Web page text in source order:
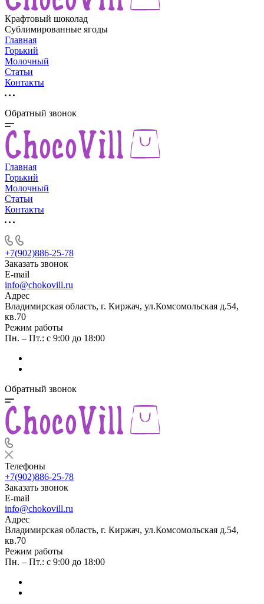
Крафтовый шоколад
Сублимированные ягоды
Главная
Горький
Молочный
Статьи
Контакты
Обратный звонок
Главная
Горький
Молочный
Статьи
Контакты
+7(902)886-25-78
Заказать звонок
E-mail
info@chokovill.ru
Адрес
Владимирская область, г. Киржач, ул.Комсомольская д.54,
кв.70
Режим работы
Пн. – Пт.: с 9:00 до 18:00
Обратный звонок
Телефоны
+7(902)886-25-78
Заказать звонок
E-mail
info@chokovill.ru
Адрес
Владимирская область, г. Киржач, ул.Комсомольская д.54,
кв.70
Режим работы
Пн. – Пт.: с 9:00 до 18:00